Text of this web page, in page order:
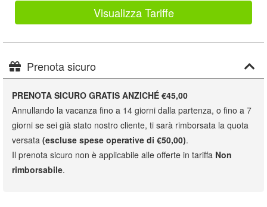
Visualizza Tariffe
Prenota sicuro
PRENOTA SICURO GRATIS ANZICHÉ €45,00
Annullando la vacanza fino a 14 giorni dalla partenza, o fino a 7
giorni se sei già stato nostro cliente, ti sarà rimborsata la quota
versata (escluse spese operative di €50,00).
Il prenota sicuro non è applicabile alle offerte in tariffa Non
rimborsabile.